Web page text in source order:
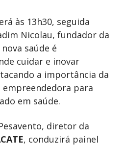
às 13h30, seguida
Nicolau, fundador da
saúde é
cuidar e inovar
a importância da
empreendedora para
em saúde.
diretor da
, conduzirá painel